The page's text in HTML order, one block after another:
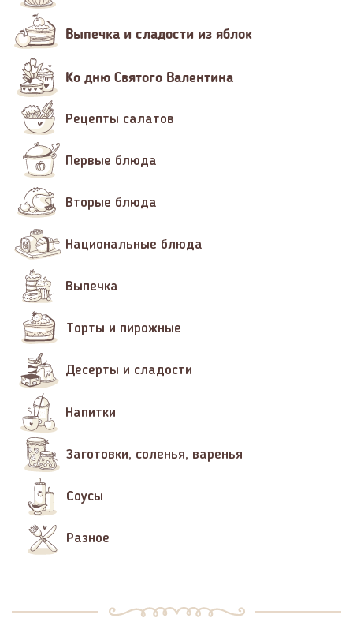
Выпечка и сладости из яблок
Ко дню Святого Валентина
Рецепты салатов
Первые блюда
Вторые блюда
Национальные блюда
Выпечка
Торты и пирожные
Десерты и сладости
Напитки
Заготовки, соленья, варенья
Соусы
Разное